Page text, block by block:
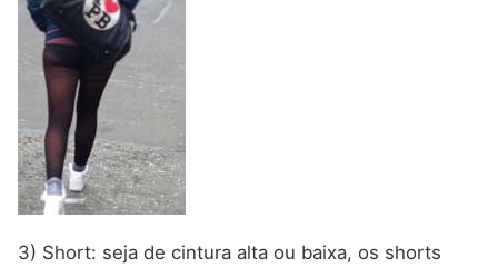
3) Short: seja de cintura alta ou baixa, os shorts